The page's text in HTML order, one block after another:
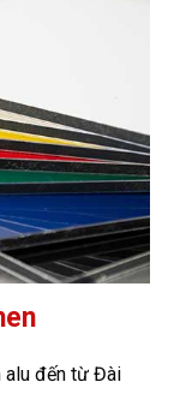
alu đến từ Đài